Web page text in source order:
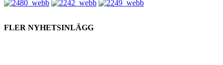
FLER NYHETSINLÄGG